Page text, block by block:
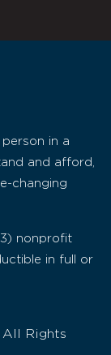
in a
and afford,
changing
nonprofit
in full or
Rights